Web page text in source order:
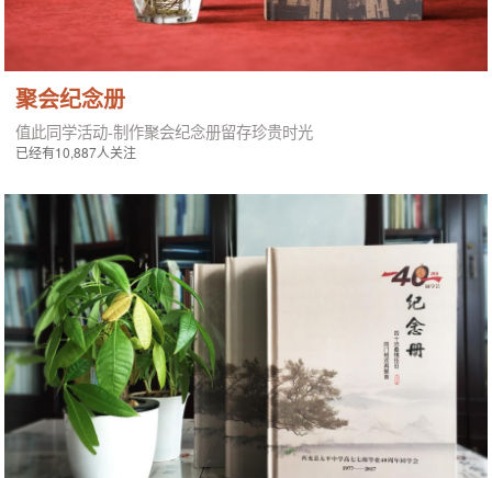
聚会纪念册
值此同学活动-制作聚会纪念册留存珍贵时光
已经有10,887人关注